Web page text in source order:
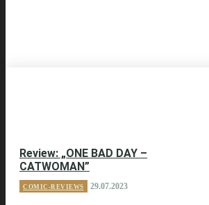
Review: „ONE BAD DAY –
CATWOMAN”
COMIC-REVIEWS 29.07.2023